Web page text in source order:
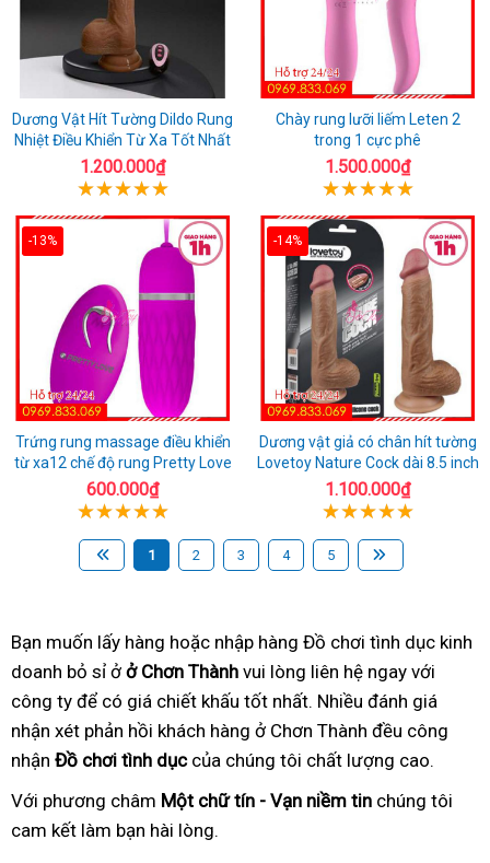
Dương Vật Hít Tường Dildo Rung
Nhiệt Điều Khiển Từ Xa Tốt Nhất
1.200.000₫
Chày rung lưỡi liếm Leten 2
trong 1 cực phê
1.500.000₫
-13%
Trứng rung massage điều khiển
từ xa12 chế độ rung Pretty Love
600.000₫
-14%
Dương vật giả có chân hít tường
Lovetoy Nature Cock dài 8.5 inch
1.100.000₫
1 2 3 4 5
Bạn muốn lấy hàng hoặc nhập hàng Đồ chơi tình dục kinh
doanh bỏ sỉ ở ở Chơn Thành vui lòng liên hệ ngay với
công ty để có giá chiết khấu tốt nhất. Nhiều đánh giá
nhận xét phản hồi khách hàng ở Chơn Thành đều công
nhận Đồ chơi tình dụccủa chúng tôi chất lượng cao.
Với phương châm Một chữ tín - Vạn niềm tin chúng tôi
cam kết làm bạn hài lòng.